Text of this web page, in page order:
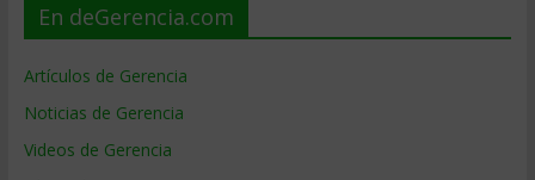
En deGerencia.com
Artículos de Gerencia
Noticias de Gerencia
Videos de Gerencia